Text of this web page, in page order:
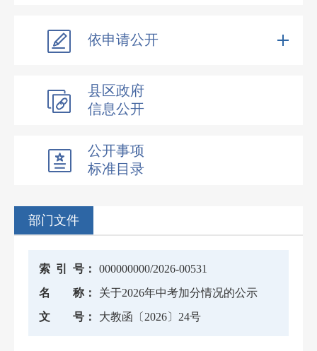
依申请公开
县区政府
信息公开
公开事项
标准目录
部门文件
索 引 号：
000000000/2026-00531
名
称：
关于2026年中考加分情况的公示
文
号： 大教函〔2026〕24号